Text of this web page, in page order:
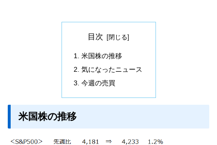
目次
米国株の推移
気になったニュース
今週の売買
米国株の推移